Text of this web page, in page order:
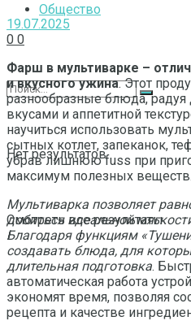
Общество
Нет результатов
Смотреть все результаты
19.07.2025
0 0
Фарш в мультиварке –
и вкусного ужина. Этот
разнообразные блюда,
вкусами и аппетитной
научиться использовать
сытных котлет, запеканок,
убрав лишнюю fuss при
максимум полезных веществ.
Мультиварка позволяет
добиться идеальной
Благодаря функциям
создавать блюда, для
длительная подготовка.
автоматическая работа
экономят время, позволяя
рецепта и качестве